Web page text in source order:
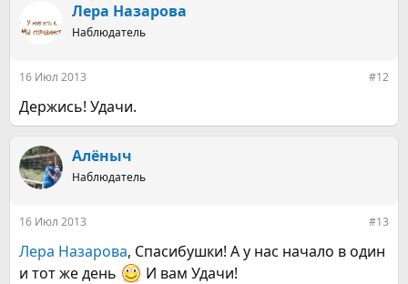
Лера Назарова
Наблюдатель
16 Июл 2013 #12
Держись! Удачи.
Алёныч
Наблюдатель
16 Июл 2013 #13
Лера Назарова, Спасибушки! А у нас начало в один
и тот же день
И вам Удачи!